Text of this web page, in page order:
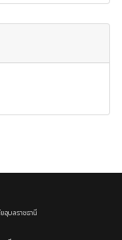
อุบลราชธานี